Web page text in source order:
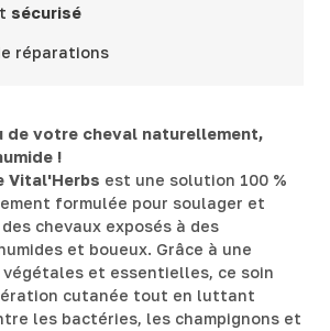
sécurisé
réparations
de votre cheval naturellement,
!
Vital'Herbs est une solution 100 %
formulée pour soulager et
chevaux exposés à des
et boueux. Grâce à une
végétales et essentielles, ce soin
cutanée tout en luttant
les bactéries, les champignons et